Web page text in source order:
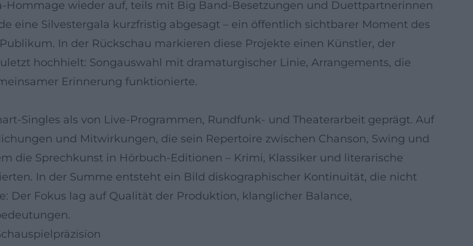
Hommage wieder auf, teils mit Big Band-Besetzungen und Duettpartnerinnen
eine Silvestergala kurzfristig abgesagt – ein öffentlich sichtbarer Moment des
In der Rückschau markieren diese Projekte einen Künstler, der
hochhielt: Songauswahl mit dramaturgischer Linie, Arrangements, die
Erinnerung funktionierte.
Singles als von Live-Programmen, Rundfunk- und Theaterarbeit geprägt. Auf
und Mitwirkungen, die sein Repertoire zwischen Chanson, Swing und
die Sprechkunst in Hörbuch-Editionen – Krimi, Klassiker und literarische
In der Summe entsteht ein Bild diskographischer Kontinuität, die nicht
Der Fokus lag auf Qualität der Produktion, klanglicher Balance,